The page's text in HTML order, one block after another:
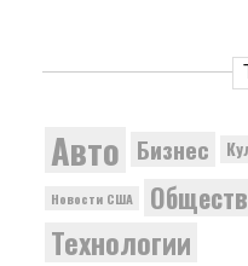
Авто Бизнес
Новости США
Технологии